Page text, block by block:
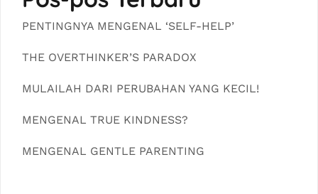
PENTINGNYA MENGENAL ‘SELF-HELP’
THE OVERTHINKER’S PARADOX
MULAILAH DARI PERUBAHAN YANG KECIL!
MENGENAL TRUE KINDNESS?
MENGENAL GENTLE PARENTING